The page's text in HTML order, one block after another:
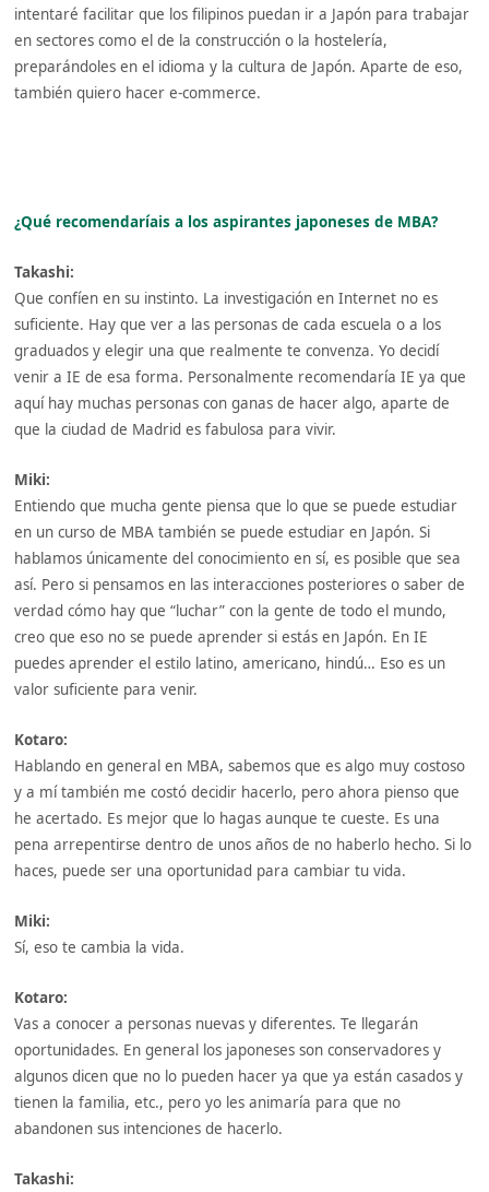
intentaré facilitar que los filipinos puedan ir a Japón para trabajar
en sectores como el de la construcción o la hostelería,
preparándoles en el idioma y la cultura de Japón. Aparte de eso,
también quiero hacer e-commerce.
¿Qué recomendaríais a los aspirantes japoneses de MBA?
Takashi:
Que confíen en su instinto. La investigación en Internet no es
suficiente. Hay que ver a las personas de cada escuela o a los
graduados y elegir una que realmente te convenza. Yo decidí
venir a IE de esa forma. Personalmente recomendaría IE ya que
aquí hay muchas personas con ganas de hacer algo, aparte de
que la ciudad de Madrid es fabulosa para vivir.
Miki:
Entiendo que mucha gente piensa que lo que se puede estudiar
en un curso de MBA también se puede estudiar en Japón. Si
hablamos únicamente del conocimiento en sí, es posible que sea
así. Pero si pensamos en las interacciones posteriores o saber de
verdad cómo hay que “luchar” con la gente de todo el mundo,
creo que eso no se puede aprender si estás en Japón. En IE
puedes aprender el estilo latino, americano, hindú… Eso es un
valor suficiente para venir.
Kotaro:
Hablando en general en MBA, sabemos que es algo muy costoso
y a mí también me costó decidir hacerlo, pero ahora pienso que
he acertado. Es mejor que lo hagas aunque te cueste. Es una
pena arrepentirse dentro de unos años de no haberlo hecho. Si lo
haces, puede ser una oportunidad para cambiar tu vida.
Miki:
Sí, eso te cambia la vida.
Kotaro:
Vas a conocer a personas nuevas y diferentes. Te llegarán
oportunidades. En general los japoneses son conservadores y
algunos dicen que no lo pueden hacer ya que ya están casados y
tienen la familia, etc., pero yo les animaría para que no
abandonen sus intenciones de hacerlo.
Takashi: